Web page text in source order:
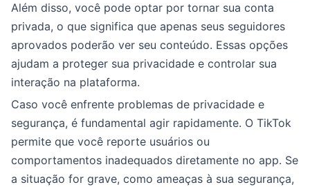
Além disso, você pode optar por tornar sua conta
privada, o que significa que apenas seus seguidores
aprovados poderão ver seu conteúdo. Essas opções
ajudam a proteger sua privacidade e controlar sua
interação na plataforma.
Caso você enfrente problemas de privacidade e
segurança, é fundamental agir rapidamente. O TikTok
permite que você reporte usuários ou
comportamentos inadequados diretamente no app. Se
a situação for grave, como ameaças à sua segurança,